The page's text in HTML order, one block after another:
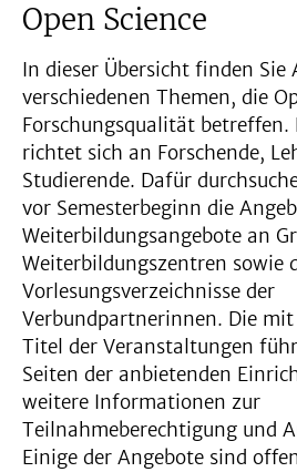
Open Science
In dieser Übersicht finden Sie
verschiedenen Themen, die
Forschungsqualität betreffen.
richtet sich an Forschende,
Studierende. Dafür
vor Semesterbeginn die
Weiterbildungsangebote an
Weiterbildungszentren sowie
Vorlesungsverzeichnisse der
Verbundpartnerinnen. Die
Titel der Veranstaltungen
Seiten der anbietenden
weitere Informationen zur
Teilnahmeberechtigung und
Einige der Angebote sind